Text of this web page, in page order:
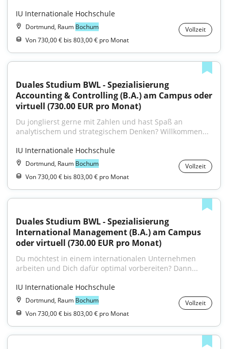
IU Internationale Hochschule
Dortmund, Raum Bochum
Vollzeit
Von 730,00 € bis 803,00 € pro Monat
Duales Studium BWL - Spezialisierung
Accounting & Controlling (B.A.) am Campus oder
virtuell (730.00 EUR pro Monat)
Du jonglierst gerne mit Zahlen und hast Spaß an
analytischem und strategischem Denken? Willkommen...
IU Internationale Hochschule
Dortmund, Raum Bochum
Vollzeit
Von 730,00 € bis 803,00 € pro Monat
Duales Studium BWL - Spezialisierung
International Management (B.A.) am Campus
oder virtuell (730.00 EUR pro Monat)
Du möchtest in einem internationalen Unternehmen
arbeiten und Dich dafür optimal vorbereiten? Dann...
IU Internationale Hochschule
Dortmund, Raum Bochum
Vollzeit
Von 730,00 € bis 803,00 € pro Monat